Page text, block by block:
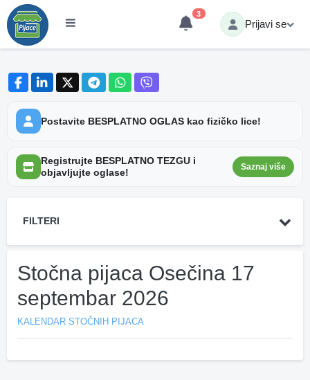
3
Prijavi se
Postavite BESPLATNO OGLAS kao fizičko lice!
Registrujte BESPLATNO TEZGU i
objavljujte oglase!
Saznaj više
FILTERI
Stočna pijaca Osečina 17
septembar 2026
KALENDAR STOČNIH PIJACA